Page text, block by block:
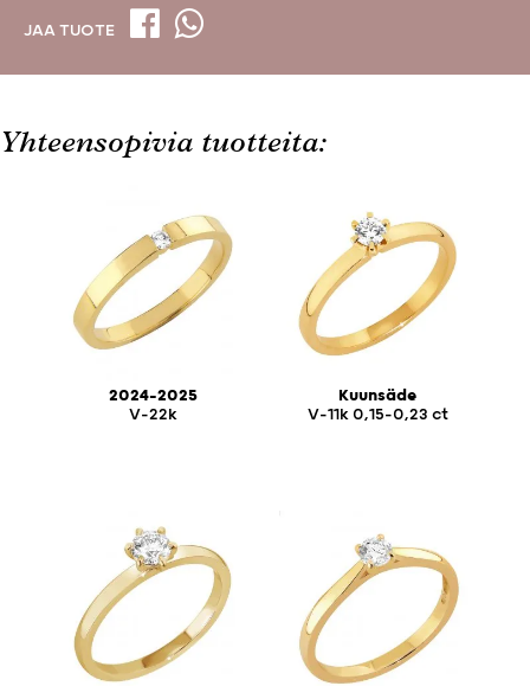
JAA TUOTE
Yhteensopivia tuotteita:
2024-2025
V-22k
Kuunsäde
V-11k 0,15-0,23 ct